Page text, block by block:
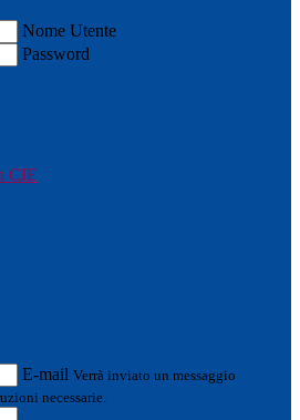
Nome Utente
Password
CIE
E-mail Verrà inviato un messaggio
necessarie.